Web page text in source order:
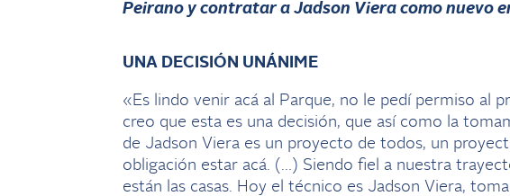
Peirano y contratar a Jadson Viera como nuevo
UNA DECISIÓN UNÁNIME
«Es lindo venir acá al Parque, no le pedí permiso al
creo que esta es una decisión, que así como la
de Jadson Viera es un proyecto de todos, un
obligación estar acá. (…) Siendo fiel a nuestra
están las casas. Hoy el técnico es Jadson Viera,